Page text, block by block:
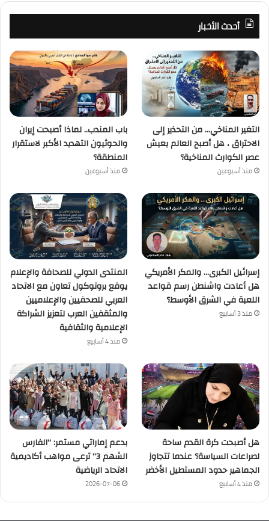
أحدث الأخبار
التغير المناخي… من التحذير إلى
الاحتراق ، هل أصبح العالم يعيش
عصر الكوارث المناخية؟
منذ أسبوعين
باب المندب.. لماذا أصبحت إيران
والحوثيون التهديد الأكبر لاستقرار
المنطقة؟
منذ أسبوعين
إسرائيل الكبرى… والمكر الأمريكي
هل أعادت واشنطن رسم قواعد
اللعبة في الشرق الأوسط؟
منذ 3 أسابيع
المنتدى الدولي للصحافة والإعلام
يوقع بروتوكول تعاون مع الاتحاد
العربي للصحفيين والإعلاميين
والمثقفين العرب لتعزيز الشراكة
الإعلامية والثقافية
منذ 4 أسابيع
هل أصبحت كرة القدم ساحة
لصراعات السياسة؟ عندما تتجاوز
الجماهير حدود المستطيل الأخضر
منذ 4 أسابيع
بدعم إماراتي مستمر: “الفارس
الشهم 3” ترعى مواهب أكاديمية
الاتحاد الرياضية
2026-07-06